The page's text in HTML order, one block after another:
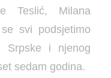
Teslić, Milana
svi podsjetimo
Srpske i njenog
sedam godina.